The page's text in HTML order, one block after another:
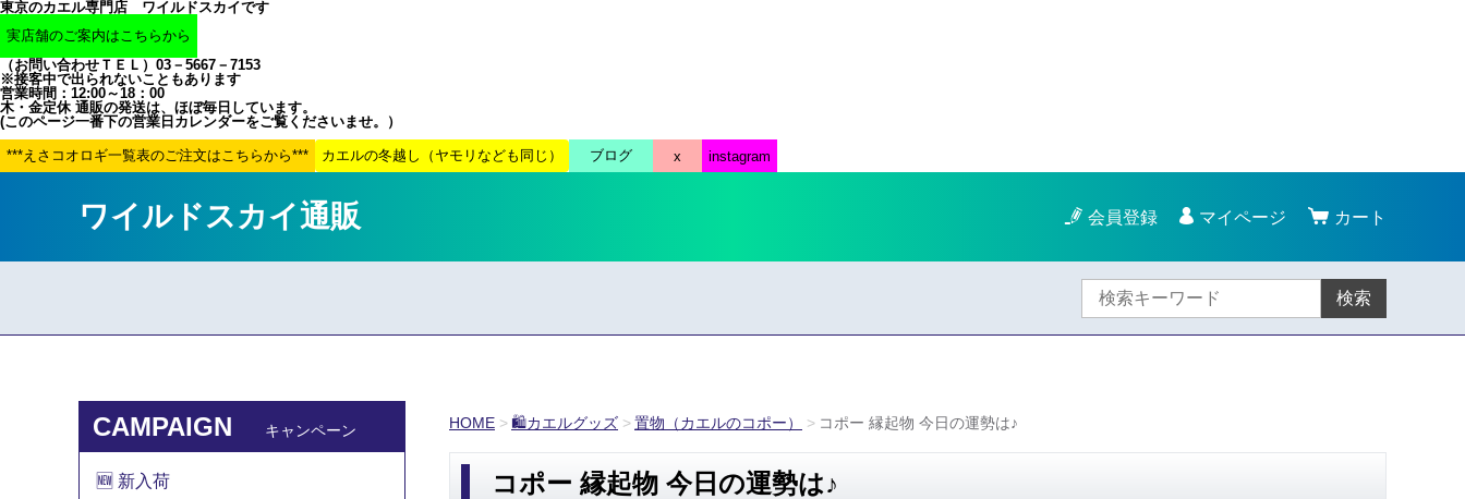
東京のカエル専門店 ワイルドスカイです
（お問い合わせＴＥＬ）03－5667－7153
※接客中で出られないこともあります
営業時間：12:00～18：00
木・金定休 通販の発送は、ほぼ毎日しています。
(このページ一番下の営業日カレンダーをご覧くださいませ。）
ワイルドスカイ通販 会員登録 マイページ カート
検索
HOME 🛍カエルグッズ 置物（カエルのコポー） コポー 縁起物 今日の運勢は♪
コポー 縁起物 今日の運勢は♪
CAMPAIGN キャンペーン
🆕 新入荷